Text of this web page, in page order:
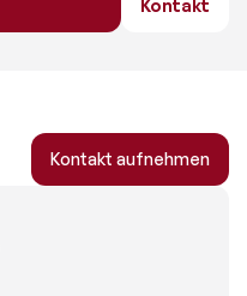
Kontakt
Kontakt aufnehmen